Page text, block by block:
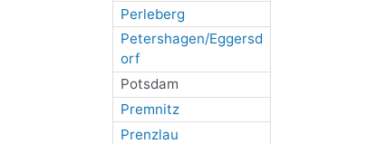
Perleberg
Petershagen/Eggersd
orf
Potsdam
Premnitz
Prenzlau